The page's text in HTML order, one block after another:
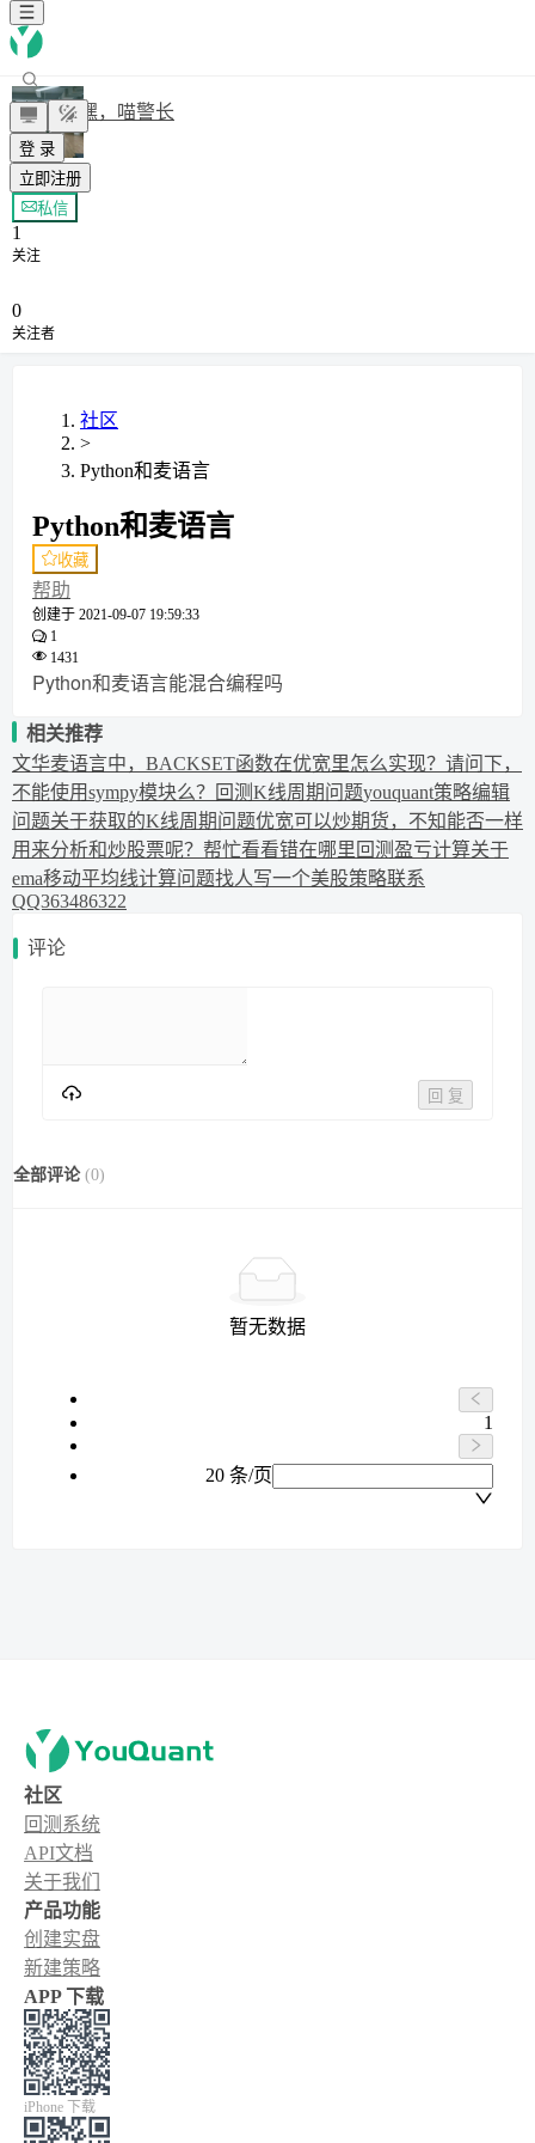
登 录
立即注册
嘿，喵警长
+ 关注
私信
1
关注
0
关注者
社区
>
Python和麦语言
Python和麦语言
收藏
帮助
创建于 2021-09-07 19:59:33
1
1431
Python和麦语言能混合编程吗
相关推荐
文华麦语言中，BACKSET函数在优宽里怎么实现？ 请问下，
不能使用sympy模块么？
回测K线周期问题youquant策略编辑
问题关于获取的K线周期问题优宽可以炒期货，不知能否一样
用来分析和炒股票呢？ 帮忙看看错在哪里 回测盈亏计算关于
ema移动平均线计算问题找人写一个美股策略联系
QQ363486322
评论
回 复
全部评论 (0)
暂无数据
1
20 条/页
社区
回测系统
API文档
关于我们
产品功能
创建实盘
新建策略
APP 下载
iPhone 下载